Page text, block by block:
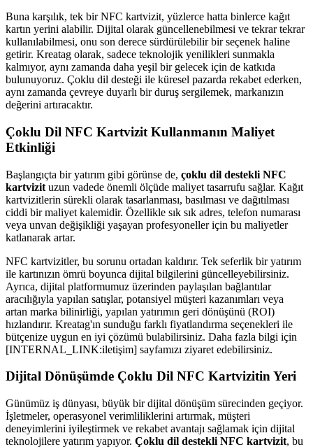
Buna karşılık, tek bir NFC kartvizit, yüzlerce hatta binlerce kağıt
kartın yerini alabilir. Dijital olarak güncellenebilmesi ve tekrar tekrar
kullanılabilmesi, onu son derece sürdürülebilir bir seçenek haline
getirir. Kreatag olarak, sadece teknolojik yenilikleri sunmakla
kalmıyor, aynı zamanda daha yeşil bir gelecek için de katkıda
bulunuyoruz. Çoklu dil desteği ile küresel pazarda rekabet ederken,
aynı zamanda çevreye duyarlı bir duruş sergilemek, markanızın
değerini artıracaktır.
Çoklu Dil NFC Kartvizit Kullanmanın Maliyet
Etkinliği
Başlangıçta bir yatırım gibi görünse de, çoklu dil destekli NFC
kartvizit uzun vadede önemli ölçüde maliyet tasarrufu sağlar. Kağıt
kartvizitlerin sürekli olarak tasarlanması, basılması ve dağıtılması
ciddi bir maliyet kalemidir. Özellikle sık sık adres, telefon numarası
veya unvan değişikliği yaşayan profesyoneller için bu maliyetler
katlanarak artar.
NFC kartvizitler, bu sorunu ortadan kaldırır. Tek seferlik bir yatırım
ile kartınızın ömrü boyunca dijital bilgilerini güncelleyebilirsiniz.
Ayrıca, dijital platformumuz üzerinden paylaşılan bağlantılar
aracılığıyla yapılan satışlar, potansiyel müşteri kazanımları veya
artan marka bilinirliği, yapılan yatırımın geri dönüşünü (ROI)
hızlandırır. Kreatag'ın sunduğu farklı fiyatlandırma seçenekleri ile
bütçenize uygun en iyi çözümü bulabilirsiniz. Daha fazla bilgi için
[INTERNAL_LINK:iletişim] sayfamızı ziyaret edebilirsiniz.
Dijital Dönüşümde Çoklu Dil NFC Kartvizitin Yeri
Günümüz iş dünyası, büyük bir dijital dönüşüm sürecinden geçiyor.
İşletmeler, operasyonel verimliliklerini artırmak, müşteri
deneyimlerini iyileştirmek ve rekabet avantajı sağlamak için dijital
teknolojilere yatırım yapıyor. Çoklu dil destekli NFC kartvizit, bu